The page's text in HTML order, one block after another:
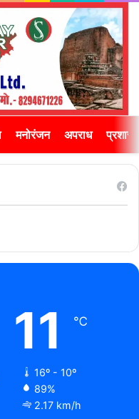
मनोरंजन अपराध
11 ℃
16º - 10º
89%
2.17 km/h